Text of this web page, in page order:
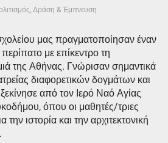
Δράση & Έμπνευση
μας πραγματοποίησαν έναν
περίπατο με επίκεντρο τη
της Αθήνας. Γνώρισαν σημαντικά
διαφορετικών δογμάτων και
από τον Ιερό Ναό Αγίας
όπου οι μαθητές/τριες
ιστορία και την αρχιτεκτονική